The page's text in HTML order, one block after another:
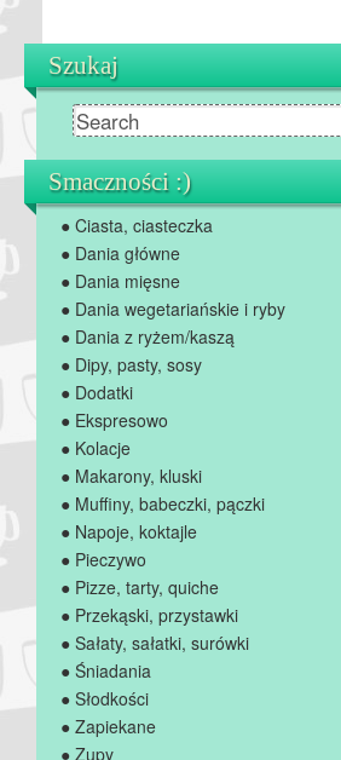
Szukaj
Smaczności :)
● Ciasta, ciasteczka
● Dania główne
● Dania mięsne
● Dania wegetariańskie i ryby
● Dania z ryżem/kaszą
● Dipy, pasty, sosy
● Dodatki
● Ekspresowo
● Kolacje
● Makarony, kluski
● Muffiny, babeczki, pączki
● Napoje, koktajle
● Pieczywo
● Pizze, tarty, quiche
● Przekąski, przystawki
● Sałaty, sałatki, surówki
● Śniadania
● Słodkości
● Zapiekane
● Zupy